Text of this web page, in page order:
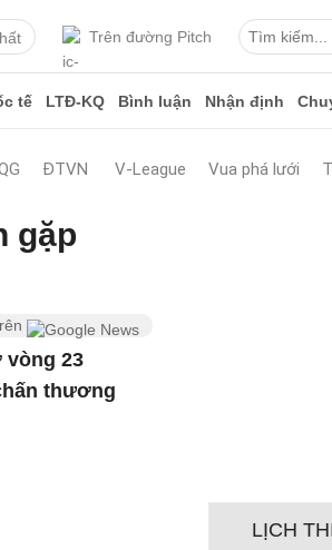
Trên đường Pitch
tế LTĐ-KQ Bình luận Nhận định
ĐTVN V-League Vua phá lưới
gặp
vòng 23
thương
LỊCH